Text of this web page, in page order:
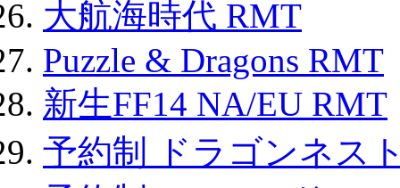
大航海時代 RMT
Puzzle & Dragons RMT
新生FF14 NA/EU RMT
予約制 ドラゴンネス